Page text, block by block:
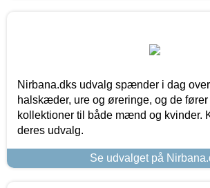
Nirbana.dks udvalg spænder i dag
halskæder, ure og øreringe, og de
kollektioner til både mænd og kvinder.
deres udvalg.
Se udvalget på